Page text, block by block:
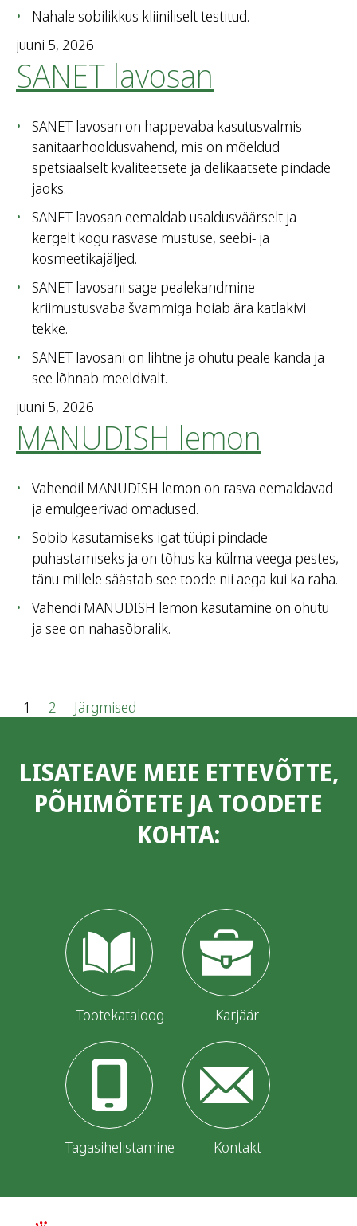
Nahale sobilikkus kliiniliselt testitud.
juuni 5, 2026
SANET lavosan
SANET lavosan on happevaba kasutusvalmis
sanitaarhooldusvahend, mis on mõeldud
spetsiaalselt kvaliteetsete ja delikaatsete pindade
jaoks.
SANET lavosan eemaldab usaldusväärselt ja
kergelt kogu rasvase mustuse, seebi- ja
kosmeetikajäljed.
SANET lavosani sage pealekandmine
kriimustusvaba švammiga hoiab ära katlakivi
tekke.
SANET lavosani on lihtne ja ohutu peale kanda ja
see lõhnab meeldivalt.
juuni 5, 2026
MANUDISH lemon
Vahendil MANUDISH lemon on rasva eemaldavad
ja emulgeerivad omadused.
Sobib kasutamiseks igat tüüpi pindade
puhastamiseks ja on tõhus ka külma veega pestes,
tänu millele säästab see toode nii aega kui ka raha.
Vahendi MANUDISH lemon kasutamine on ohutu
ja see on nahasõbralik.
P
s
1 2 Järgmised
LISATEAVE MEIE ETTEVÕTTE,
PÕHIMÕTETE JA TOODETE
KOHTA:
Tootekataloog Karjäär
Tagasihelistamine Kontakt